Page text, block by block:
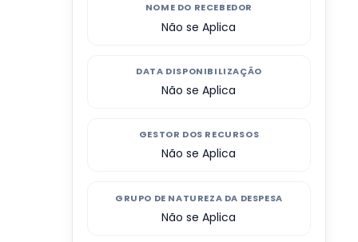
NOME DO RECEBEDOR
Não se Aplica
DATA DISPONIBILIZAÇÃO
Não se Aplica
GESTOR DOS RECURSOS
Não se Aplica
GRUPO DE NATUREZA DA DESPESA
Não se Aplica